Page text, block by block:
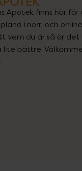
Apotek finns här för
i norr, och
vem du är så är
bättre.